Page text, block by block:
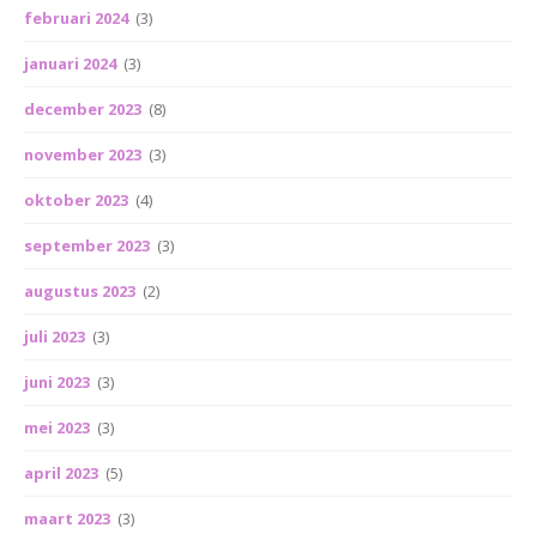
februari 2024 (3)
januari 2024 (3)
december 2023 (8)
november 2023 (3)
oktober 2023 (4)
september 2023 (3)
augustus 2023 (2)
juli 2023 (3)
juni 2023 (3)
mei 2023 (3)
april 2023 (5)
maart 2023 (3)